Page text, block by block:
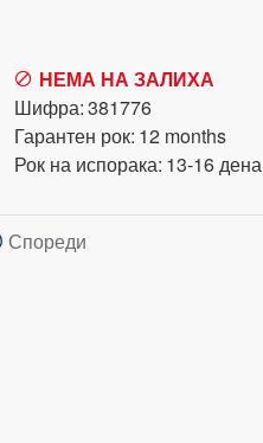
НЕМА НА ЗАЛИХА
Шифра:381776
Гарантен рок: 12 months
Рок на испорака: 13-16 дена
Спореди